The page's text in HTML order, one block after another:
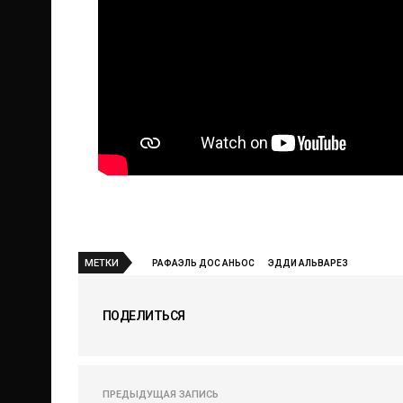
МЕТКИ РАФАЭЛЬ ДОС АНЬОС ЭДДИ АЛЬВАРЕЗ
ПОДЕЛИТЬСЯ
ПРЕДЫДУЩАЯ ЗАПИСЬ